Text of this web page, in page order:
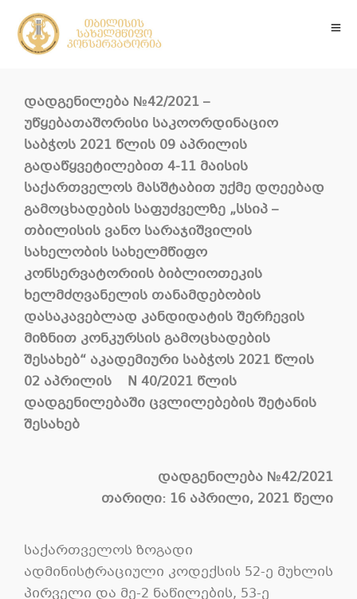
დადგენილება №42/2021 –
უწყებათაშორისი საკოორდინაციო
საბჭოს 2021 წლის 09 აპრილის
გადაწყვეტილებით 4-11 მაისის
საქართველოს მასშტაბით უქმე დღეებად
გამოცხადების საფუძველზე „სსიპ –
თბილისის ვანო სარაჯიშვილის
სახელობის სახელმწიფო
კონსერვატორიის ბიბლიოთეკის
ხელმძღვანელის თანამდებობის
დასაკავებლად კანდიდატის შერჩევის
მიზნით კონკურსის გამოცხადების
შესახებ“ აკადემიური საბჭოს 2021 წლის
02 აპრილის N 40/2021 წლის
დადგენილებაში ცვლილებების შეტანის
შესახებ
დადგენილება №42/2021
თარიღი: 16 აპრილი, 2021 წელი
საქართველოს ზოგადი
ადმინისტრაციული კოდექსის 52-ე მუხლის
პირველი და მე-2 ნაწილების, 53-ე